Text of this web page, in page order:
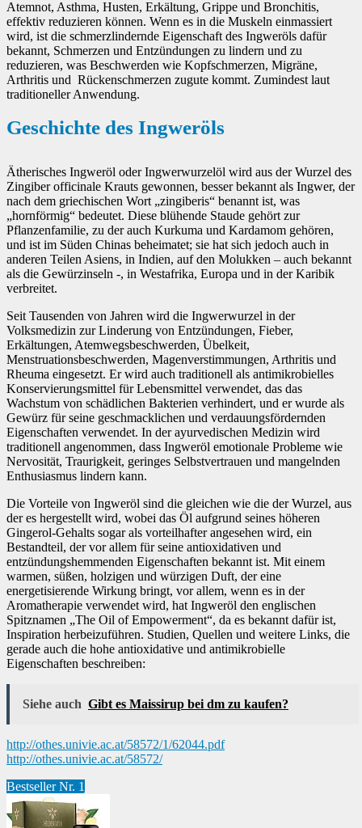
Atemnot, Asthma, Husten, Erkältung, Grippe und Bronchitis,
effektiv reduzieren können. Wenn es in die Muskeln einmassiert
wird, ist die schmerzlindernde Eigenschaft des Ingweröls dafür
bekannt, Schmerzen und Entzündungen zu lindern und zu
reduzieren, was Beschwerden wie Kopfschmerzen, Migräne,
Arthritis und Rückenschmerzen zugute kommt. Zumindest laut
traditioneller Anwendung.
Geschichte des Ingweröls
Ätherisches Ingweröl oder Ingwerwurzelöl wird aus der Wurzel des
Zingiber officinale Krauts gewonnen, besser bekannt als Ingwer, der
nach dem griechischen Wort „zingiberis“ benannt ist, was
„hornförmig“ bedeutet. Diese blühende Staude gehört zur
Pflanzenfamilie, zu der auch Kurkuma und Kardamom gehören,
und ist im Süden Chinas beheimatet; sie hat sich jedoch auch in
anderen Teilen Asiens, in Indien, auf den Molukken – auch bekannt
als die Gewürzinseln -, in Westafrika, Europa und in der Karibik
verbreitet.
Seit Tausenden von Jahren wird die Ingwerwurzel in der
Volksmedizin zur Linderung von Entzündungen, Fieber,
Erkältungen, Atemwegsbeschwerden, Übelkeit,
Menstruationsbeschwerden, Magenverstimmungen, Arthritis und
Rheuma eingesetzt. Er wird auch traditionell als antimikrobielles
Konservierungsmittel für Lebensmittel verwendet, das das
Wachstum von schädlichen Bakterien verhindert, und er wurde als
Gewürz für seine geschmacklichen und verdauungsfördernden
Eigenschaften verwendet. In der ayurvedischen Medizin wird
traditionell angenommen, dass Ingweröl emotionale Probleme wie
Nervosität, Traurigkeit, geringes Selbstvertrauen und mangelnden
Enthusiasmus lindern kann.
Die Vorteile von Ingweröl sind die gleichen wie die der Wurzel, aus
der es hergestellt wird, wobei das Öl aufgrund seines höheren
Gingerol-Gehalts sogar als vorteilhafter angesehen wird, ein
Bestandteil, der vor allem für seine antioxidativen und
entzündungshemmenden Eigenschaften bekannt ist. Mit einem
warmen, süßen, holzigen und würzigen Duft, der eine
energetisierende Wirkung bringt, vor allem, wenn es in der
Aromatherapie verwendet wird, hat Ingweröl den englischen
Spitznamen „The Oil of Empowerment“, da es bekannt dafür ist,
Inspiration herbeizuführen. Studien, Quellen und weitere Links, die
gerade auch die hohe antioxidative und antimikrobielle
Eigenschaften beschreiben:
Siehe auch Gibt es Maissirup bei dm zu kaufen?
http://othes.univie.ac.at/58572/1/62044.pdf
http://othes.univie.ac.at/58572/
Bestseller Nr. 1